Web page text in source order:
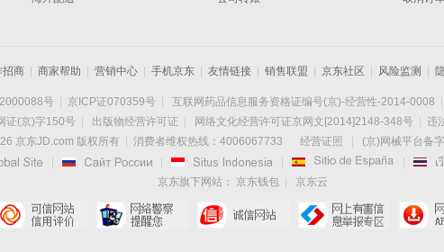
招商 商家帮助 营销中心 手机京东 友情链接 销售联盟 京东社区 风险监测
号 京ICP证070359号 互联网药品信息服务资格证编号(京)-经营性-2014-0008
证(京)字150号
出版物经营许可证 网络文化经营许可证京网文[2014]2148-348号
违
京东JD.com 版权所有 消费者维权热线：4006067733 经营证照 (京)网械平台备
  
京东旗下网站： 京东钱包 京东云